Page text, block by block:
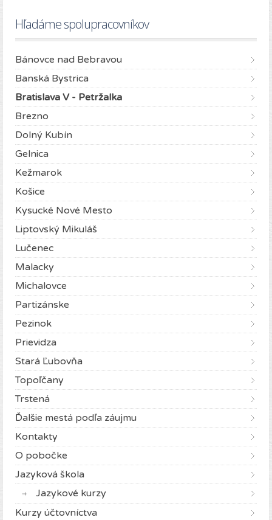
Hľadáme spolupracovníkov
Bánovce nad Bebravou
Banská Bystrica
Bratislava V - Petržalka
Brezno
Dolný Kubín
Gelnica
Kežmarok
Košice
Kysucké Nové Mesto
Liptovský Mikuláš
Lučenec
Malacky
Michalovce
Partizánske
Pezinok
Prievidza
Stará Ľubovňa
Topoľčany
Trstená
Ďalšie mestá podľa záujmu
Kontakty
O pobočke
Jazyková škola
Jazykové kurzy
Kurzy účtovníctva